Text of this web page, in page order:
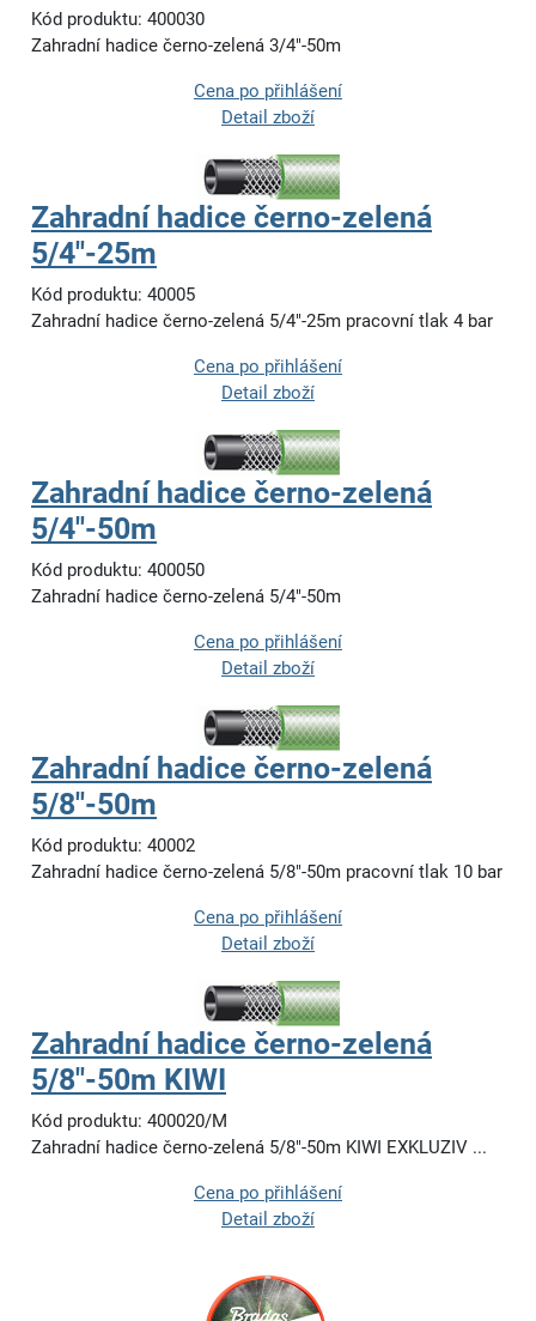
Kód produktu: 400030
Zahradní hadice černo-zelená 3/4"-50m
Cena po přihlášení
Detail zboží
Zahradní hadice černo-zelená
5/4"-25m
Kód produktu: 40005
Zahradní hadice černo-zelená 5/4"-25m pracovní tlak 4 bar
Cena po přihlášení
Detail zboží
Zahradní hadice černo-zelená
5/4"-50m
Kód produktu: 400050
Zahradní hadice černo-zelená 5/4"-50m
Cena po přihlášení
Detail zboží
Zahradní hadice černo-zelená
5/8"-50m
Kód produktu: 40002
Zahradní hadice černo-zelená 5/8"-50m pracovní tlak 10 bar
Cena po přihlášení
Detail zboží
Zahradní hadice černo-zelená
5/8"-50m KIWI
Kód produktu: 400020/M
Zahradní hadice černo-zelená 5/8"-50m KIWI EXKLUZIV ...
Cena po přihlášení
Detail zboží